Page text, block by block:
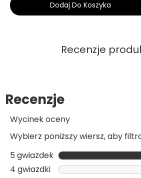
Dodaj Do Koszyka
Recenzje